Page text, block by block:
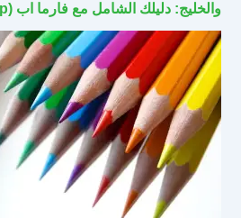
والخليج: دليلك الشامل مع فارما اب (PharmUp)